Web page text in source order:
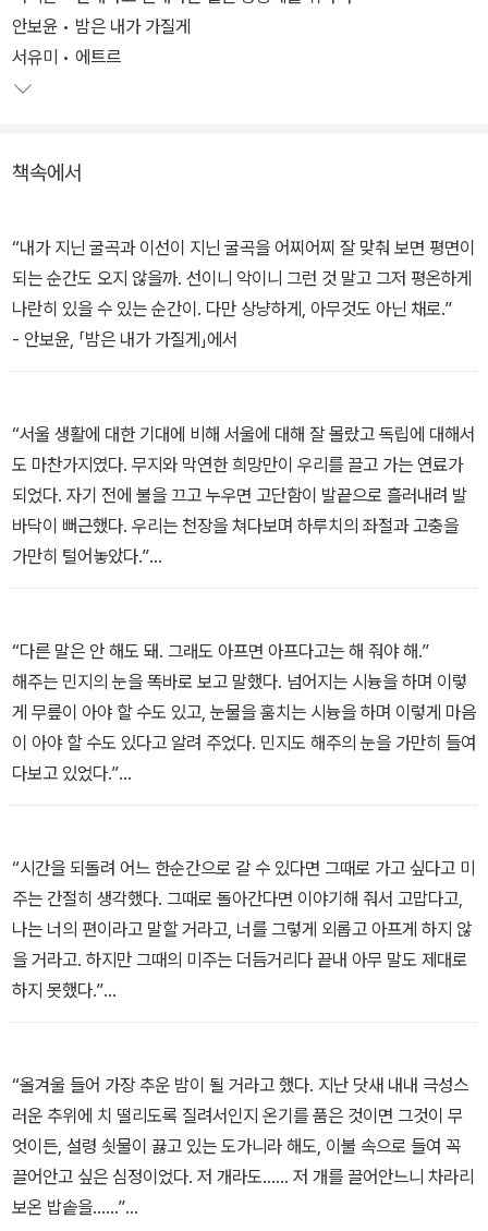
쏟아져 나왔다. 사회적 약자가 살아가는 모습은 그 나라의 수준을 가
늠하는 잣대가 되는데, 최근 우리 사회를 보면 곳곳에서 불길한 징후
가 감지된다. 위기의 시대에 연결과 연대의 중요성은 더 커질 수밖에
의 삶으로 인도하고 타인에 대한 공감과 이해의 영역을 확장시킨다.
독자들이 『공존하는 소설』에 실린 이야기들을 읽어 가며 우리가 꿈꾸
는 세상이 무엇인지 질문하고 고민하며 스스로를 변화시키는 계기가
될 것이다. 이 책은 창비교육 테마 소설 시리즈의 열 번째 책으로, 노
안보윤 • 밤은 내가 가질게
서유미 • 에트르
책속에서
“내가 지닌 굴곡과 이선이 지닌 굴곡을 어찌어찌 잘 맞춰 보면 평면이
되는 순간도 오지 않을까. 선이니 악이니 그런 것 말고 그저 평온하게
나란히 있을 수 있는 순간이. 다만 상냥하게, 아무것도 아닌 채로.”
- 안보윤, 「밤은 내가 가질게」에서
“서울 생활에 대한 기대에 비해 서울에 대해 잘 몰랐고 독립에 대해서
도 마찬가지였다. 무지와 막연한 희망만이 우리를 끌고 가는 연료가
되었다. 자기 전에 불을 끄고 누우면 고단함이 발끝으로 흘러내려 발
바닥이 뻐근했다. 우리는 천장을 쳐다보며 하루치의 좌절과 고충을
가만히 털어놓았다.”
- 서유미, 「에트르」에서
“다른 말은 안 해도 돼. 그래도 아프면 아프다고는 해 줘야 해.”
해주는 민지의 눈을 똑바로 보고 말했다. 넘어지는 시늉을 하며 이렇
게 무릎이 아야 할 수도 있고, 눈물을 훔치는 시늉을 하며 이렇게 마음
이 아야 할 수도 있다고 알려 주었다. 민지도 해주의 눈을 가만히 들여
다보고 있었다.”
- 서고운, 「빙하는 우유 맛」에서
“시간을 되돌려 어느 한순간으로 갈 수 있다면 그때로 가고 싶다고 미
주는 간절히 생각했다. 그때로 돌아간다면 이야기해 줘서 고맙다고,
나는 너의 편이라고 말할 거라고, 너를 그렇게 외롭고 아프게 하지 않
을 거라고. 하지만 그때의 미주는 더듬거리다 끝내 아무 말도 제대로
하지 못했다.”
- 최은영, 「고백」에서
“올겨울 들어 가장 추운 밤이 될 거라고 했다. 지난 닷새 내내 극성스
러운 추위에 치 떨리도록 질려서인지 온기를 품은 것이면 그것이 무
엇이든, 설령 쇳물이 끓고 있는 도가니라 해도, 이불 속으로 들여 꼭
끌어안고 싶은 심정이었다. 저 개라도…… 저 개를 끌어안느니 차라리
보온 밥솥을……”